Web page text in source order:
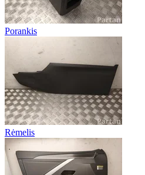
Porankis
Rėmelis